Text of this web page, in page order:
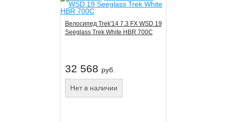
Велосипед Trek'14 7.3 FX WSD 19
Seeglass Trek White HBR 700C
32 568 руб.
Нет в наличии